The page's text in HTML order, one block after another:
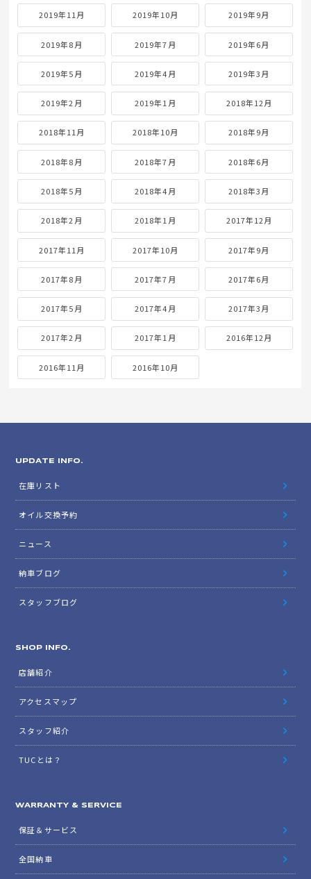
2019年11月 2019年10月 2019年9月
2019年8月 2019年7月 2019年6月
2019年5月 2019年4月 2019年3月
2019年2月 2019年1月 2018年12月
2018年11月 2018年10月 2018年9月
2018年8月 2018年7月 2018年6月
2018年5月 2018年4月 2018年3月
2018年2月 2018年1月 2017年12月
2017年11月 2017年10月 2017年9月
2017年8月 2017年7月 2017年6月
2017年5月 2017年4月 2017年3月
2017年2月 2017年1月 2016年12月
2016年11月 2016年10月
UPDATE INFO.
在庫リスト
オイル交換予約
ニュース
納車ブログ
スタッフブログ
SHOP INFO.
店舗紹介
アクセスマップ
スタッフ紹介
TUCとは？
WARRANTY & SERVICE
保証＆サービス
全国納車